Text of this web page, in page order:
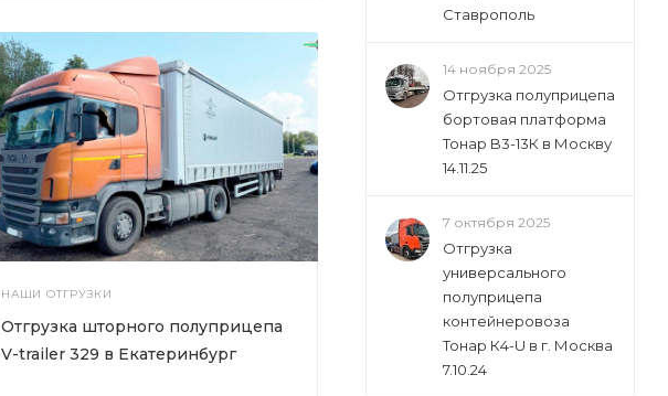
НАШИ ОТГРУЗКИ
Отгрузка шторного полуприцепа
V-trailer 329 в Екатеринбург
Ставрополь
14 ноября 2025
Отгрузка полуприцепа
бортовая платформа
Тонар B3-13К в Москву
14.11.25
7 октября 2025
Отгрузка
универсального
полуприцепа
контейнеровоза
Тонар К4-U в г. Москва
7.10.24